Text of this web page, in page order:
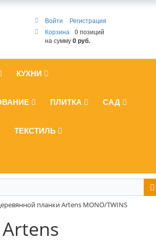
Войти
Регистрация
Корзина
0 позиций
на сумму0 руб.
КУХНИ
ПЛИТКА САД
ТЕКСТИЛЬ
планки Artens MONO/TWINS